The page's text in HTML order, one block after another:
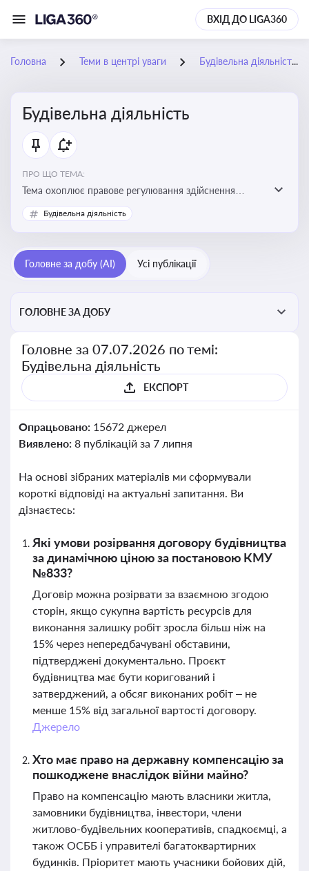
ВХІД ДО LIGA360
Головна Теми в центрі уваги Будівельна діяльність
Будівельна діяльність
ПРО ЩО ТЕМА:
Тема охоплює правове регулювання здійснення
будівельної діяльності, порядок отримання
дозвільних документів та проходження державного
Будівельна діяльність
Головне за добу (AI) Усі публікації
ГОЛОВНЕ ЗА ДОБУ
Головне за 07.07.2026 по темі:
Будівельна діяльність
ЕКСПОРТ
Опрацьовано: 15672 джерел
Виявлено: 8 публікацій за 7 липня
На основі зібраних матеріалів ми сформували
короткі відповіді на актуальні запитання. Ви
дізнаєтесь:
Які умови розірвання договору будівництва
за динамічною ціною за постановою КМУ
№833?
Договір можна розірвати за взаємною згодою
сторін, якщо сукупна вартість ресурсів для
виконання залишку робіт зросла більш ніж на
15% через непередбачувані обставини,
підтверджені документально. Проєкт
будівництва має бути коригований і
затверджений, а обсяг виконаних робіт – не
менше 15% від загальної вартості договору.
Джерело
Хто має право на державну компенсацію за
пошкоджене внаслідок війни майно?
Право на компенсацію мають власники житла,
замовники будівництва, інвестори, члени
житлово-будівельних кооперативів, спадкоємці, а
також ОСББ і управителі багатоквартирних
будинків. Пріоритет мають учасники бойових дій,